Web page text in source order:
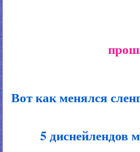
Вот как менялся
5 диснейлендов